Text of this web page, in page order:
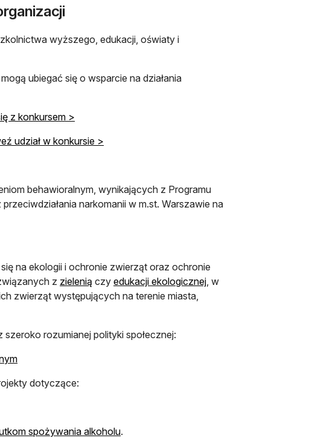
wyższego, edukacji, oświaty i
ubiegać się o wsparcie na działania
z konkursem >
udział w konkursie >
behawioralnym, wynikających z Programu
narkomanii w m.st. Warszawie na
na ekologii i ochronie zwierząt oraz ochronie
z zielenią czy edukacji ekologicznej , w
zwierząt występujących na terenie miasta,
rozumianej polityki społecznej:
dotyczące:
spożywania alkoholu.